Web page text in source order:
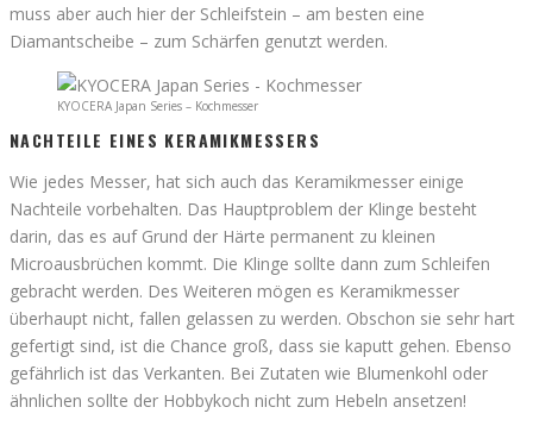
muss aber auch hier der Schleifstein – am besten eine
Diamantscheibe – zum Schärfen genutzt werden.
KYOCERA Japan Series – Kochmesser
NACHTEILE EINES KERAMIKMESSERS
Wie jedes Messer, hat sich auch das Keramikmesser einige
Nachteile vorbehalten. Das Hauptproblem der Klinge besteht
darin, das es auf Grund der Härte permanent zu kleinen
Microausbrüchen kommt. Die Klinge sollte dann zum Schleifen
gebracht werden. Des Weiteren mögen es Keramikmesser
überhaupt nicht, fallen gelassen zu werden. Obschon sie sehr hart
gefertigt sind, ist die Chance groß, dass sie kaputt gehen. Ebenso
gefährlich ist das Verkanten. Bei Zutaten wie Blumenkohl oder
ähnlichen sollte der Hobbykoch nicht zum Hebeln ansetzen!